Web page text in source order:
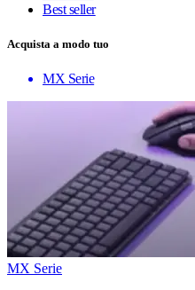
Best seller
Acquista a modo tuo
MX Serie
MX Serie